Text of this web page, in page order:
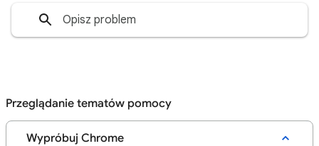
Przeglądanie tematów pomocy
Wypróbuj Chrome